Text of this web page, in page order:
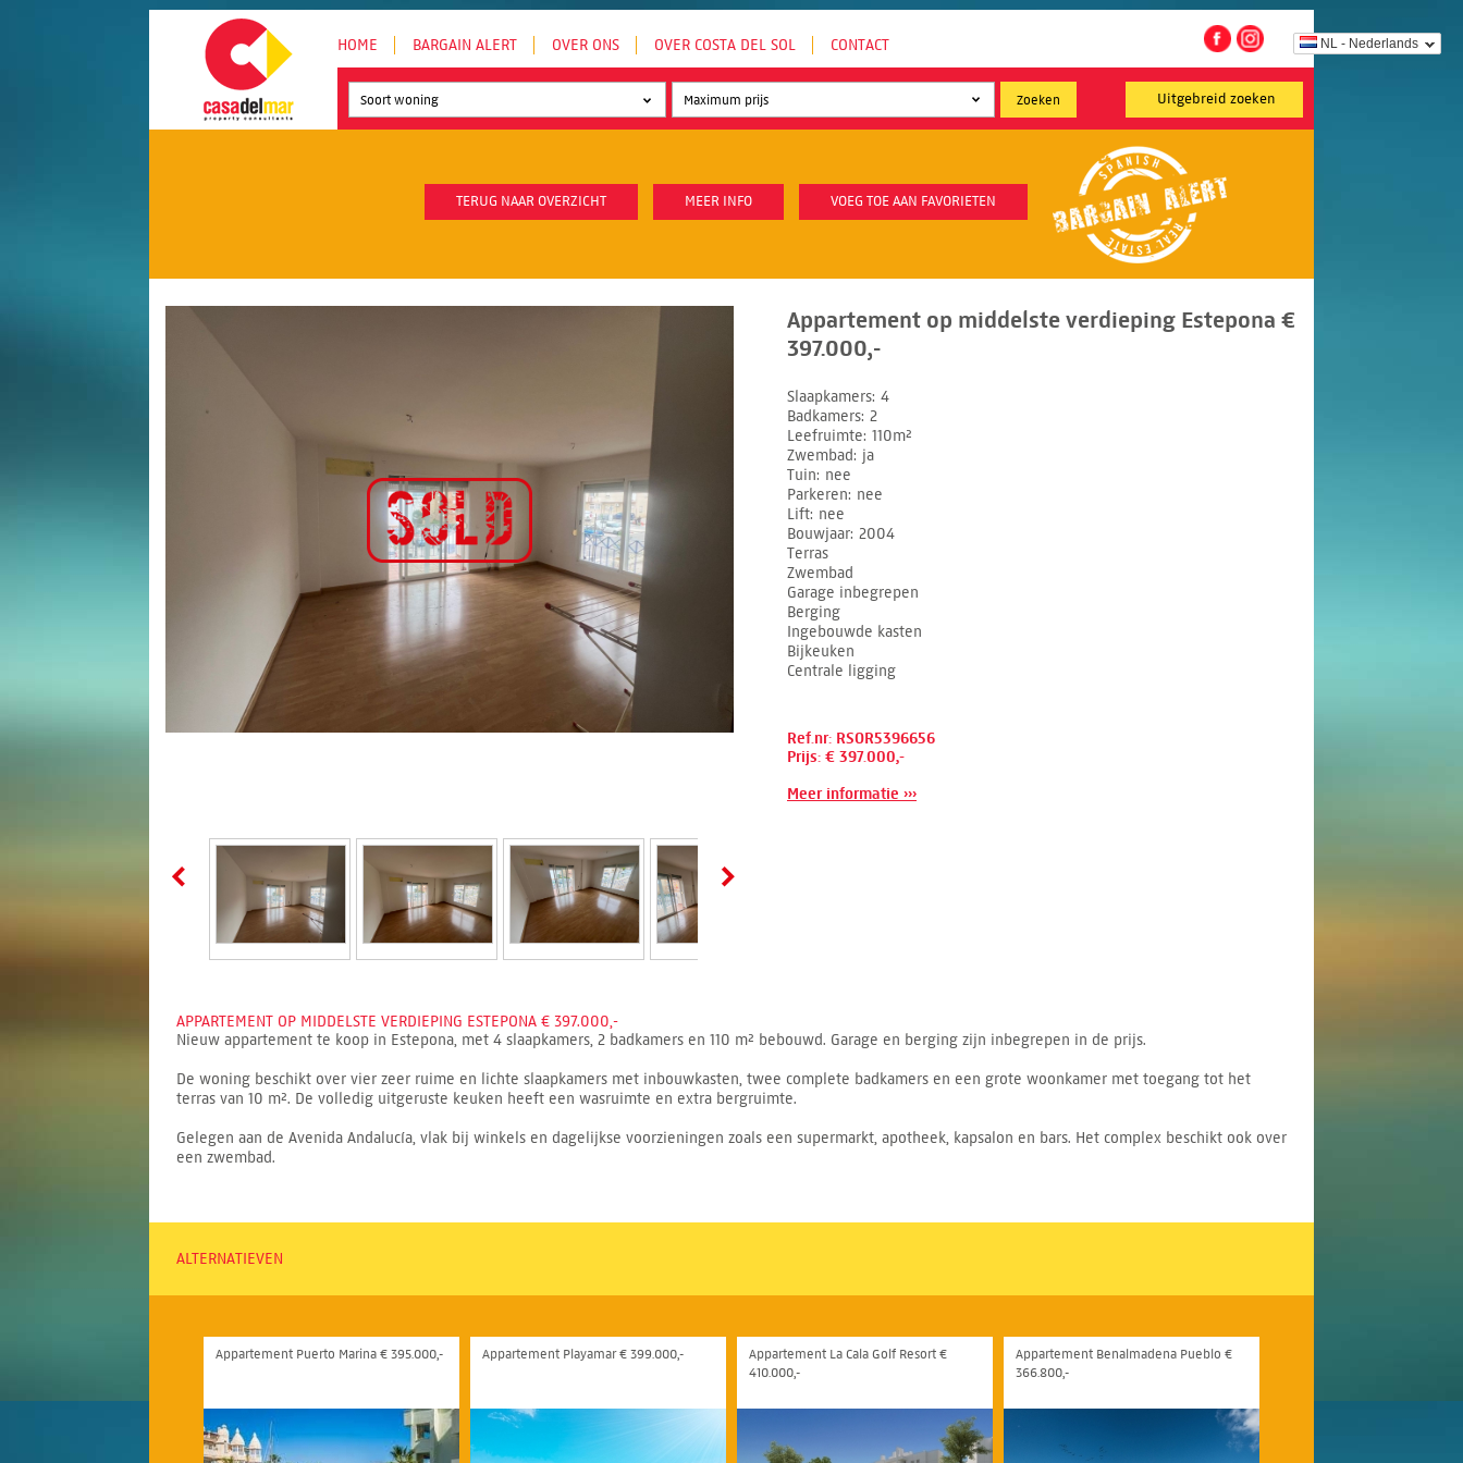
NL - Nederlands
HOME BARGAIN ALERT OVER ONS OVER COSTA DEL SOL CONTACT
Uitgebreid zoeken
Soort woning
TERUG NAAR OVERZICHT MEER INFO VOEG TOE AAN FAVORIETEN
Appartement op middelste verdieping Estepona €
397.000,-
Slaapkamers 4
Badkamers 2
Leefruimte 110m²
Zwembad
ja
Tuin nee
Parkeren nee
Lift nee
Bouwjaar 2004
Terras
Zwembad
Garage inbegrepen
Berging
Ingebouwde kasten
Bijkeuken
Centrale ligging
Ref.nr: RSOR5396656
Prijs: € 397.000,-
Meer informatie ›››
APPARTEMENT OP MIDDELSTE VERDIEPING ESTEPONA € 397.000,-
Nieuw appartement te koop in Estepona, met 4 slaapkamers, 2 badkamers en 110 m² bebouwd. Garage en berging zijn inbegrepen in de prijs.
De woning beschikt over vier zeer ruime en lichte slaapkamers met inbouwkasten, twee complete badkamers en een grote woonkamer met toegang tot het
terras van 10 m². De volledig uitgeruste keuken heeft een wasruimte en extra bergruimte.
Gelegen aan de Avenida Andalucía, vlak bij winkels en dagelijkse voorzieningen zoals een supermarkt, apotheek, kapsalon en bars. Het complex beschikt ook over
een zwembad.
ALTERNATIEVEN
Appartement Puerto Marina € 395.000,- Appartement Playamar € 399.000,-
Appartement La Cala Golf Resort €
410.000,-
Appartement Benalmadena Pueblo €
366.800,-